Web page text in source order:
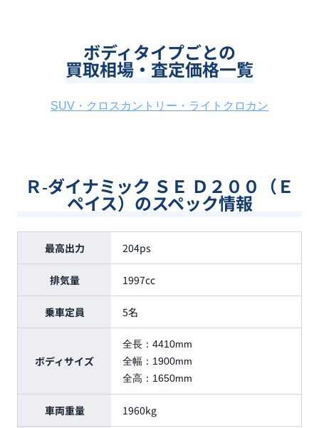
ボディタイプごとの
買取相場・査定価格一覧
SUV・クロスカントリー・ライトクロカン
Ｒ‐ダイナミック ＳＥ Ｄ２００（Ｅ
ペイス）のスペック情報
最高出力 204ps
排気量 1997cc
乗車定員 5名
ボディサイズ
全長： 4410mm
全幅： 1900mm
全高： 1650mm
車両重量 1960kg